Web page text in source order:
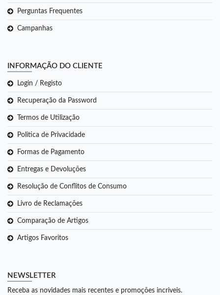
Perguntas Frequentes
Campanhas
INFORMAÇÃO DO CLIENTE
Login / Registo
Recuperação da Password
Termos de Utilização
Politica de Privacidade
Formas de Pagamento
Entregas e Devoluções
Resolução de Conflitos de Consumo
Livro de Reclamações
Comparação de Artigos
Artigos Favoritos
NEWSLETTER
Receba as novidades mais recentes e promoções incriveis.